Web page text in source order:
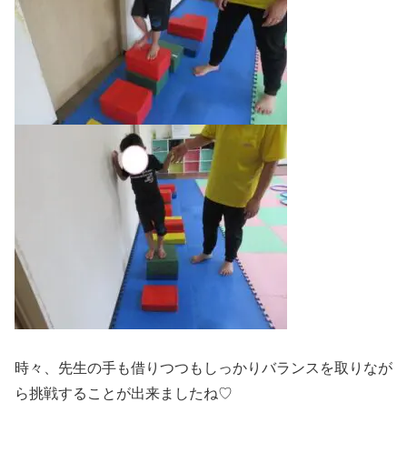
時々、先生の手も借りつつもしっかりバランスを取りなが
ら挑戦することが出来ましたね♡